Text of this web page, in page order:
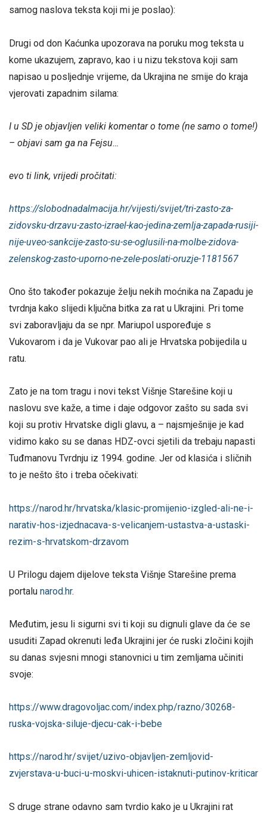
samog naslova teksta koji mi je poslao):
Drugi od don Kaćunka upozorava na poruku mog teksta u
kome ukazujem, zapravo, kao i u nizu tekstova koji sam
napisao u posljednje vrijeme, da Ukrajina ne smije do kraja
vjerovati zapadnim silama:
I u SD je objavljen veliki komentar o tome (ne samo o tome!)
– objavi sam ga na Fejsu…
evo ti link, vrijedi pročitati:
https://slobodnadalmacija.hr/vijesti/svijet/tri-zasto-za-
zidovsku-drzavu-zasto-izrael-kao-jedina-zemlja-zapada-rusiji-
nije-uveo-sankcije-zasto-su-se-oglusili-na-molbe-zidova-
zelenskog-zasto-uporno-ne-zele-poslati-oruzje-1181567
Ono što također pokazuje želju nekih moćnika na Zapadu je
tvrdnja kako slijedi ključna bitka za rat u Ukrajini. Pri tome
svi zaboravljaju da se npr. Mariupol uspoređuje s
Vukovarom i da je Vukovar pao ali je Hrvatska pobijedila u
ratu.
Zato je na tom tragu i novi tekst Višnje Starešine koji u
naslovu sve kaže, a time i daje odgovor zašto su sada svi
koji su protiv Hrvatske digli glavu, a – najsmješnije je kad
vidimo kako su se danas HDZ-ovci sjetili da trebaju napasti
Tuđmanovu Tvrdnju iz 1994. godine. Jer od klasića i sličnih
to je nešto što i treba očekivati:
https://narod.hr/hrvatska/klasic-promijenio-izgled-ali-ne-i-
narativ-hos-izjednacava-s-velicanjem-ustastva-a-ustaski-
rezim-s-hrvatskom-drzavom
U Prilogu dajem dijelove teksta Višnje Starešine prema
portalu narod.hr.
Međutim, jesu li sigurni svi ti koji su dignuli glave da će se
usuditi Zapad okrenuti leđa Ukrajini jer će ruski zločini kojih
su danas svjesni mnogi stanovnici u tim zemljama učiniti
svoje:
https://www.dragovoljac.com/index.php/razno/30268-
ruska-vojska-siluje-djecu-cak-i-bebe
https://narod.hr/svijet/uzivo-objavljen-zemljovid-
zvjerstava-u-buci-u-moskvi-uhicen-istaknuti-putinov-kriticar
S druge strane odavno sam tvrdio kako je u Ukrajini rat